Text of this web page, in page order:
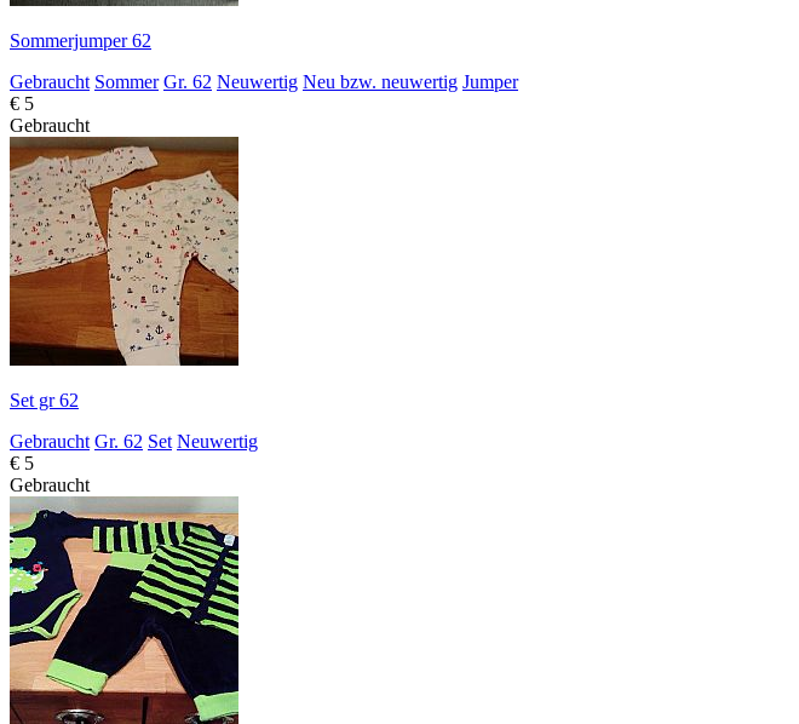
Sommerjumper 62
Gebraucht Sommer Gr. 62 Neuwertig Neu bzw. neuwertig Jumper
€ 5
Gebraucht
Set gr 62
Gebraucht Gr. 62 Set Neuwertig
€ 5
Gebraucht